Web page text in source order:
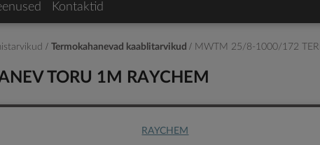
Kontaktid
Termokahanevad kaablitarvikud MWTM 25/8-1000/172
TORU 1M RAYCHEM
RAYCHEM